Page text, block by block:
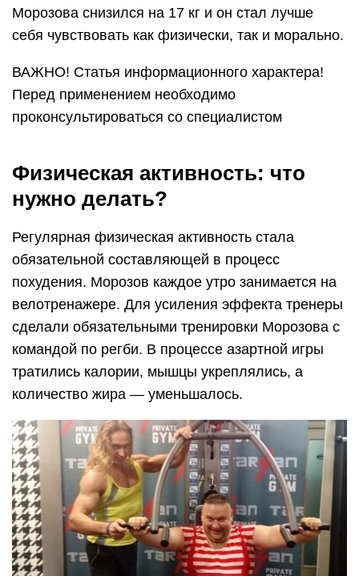
Морозова снизился на 17 кг и он стал лучше
себя чувствовать как физически, так и морально.
ВАЖНО! Статья информационного характера!
Перед применением необходимо
проконсультироваться со специалистом
Физическая активность: что
нужно делать?
Регулярная физическая активность стала
обязательной составляющей в процесс
похудения. Морозов каждое утро занимается на
велотренажере. Для усиления эффекта тренеры
сделали обязательными тренировки Морозова с
командой по регби. В процессе азартной игры
тратились калории, мышцы укреплялись, а
количество жира — уменьшалось.